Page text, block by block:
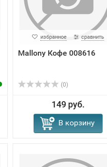
избранное сравнить
Mallony Кофе 008616
(0)
149 руб.
В корзину